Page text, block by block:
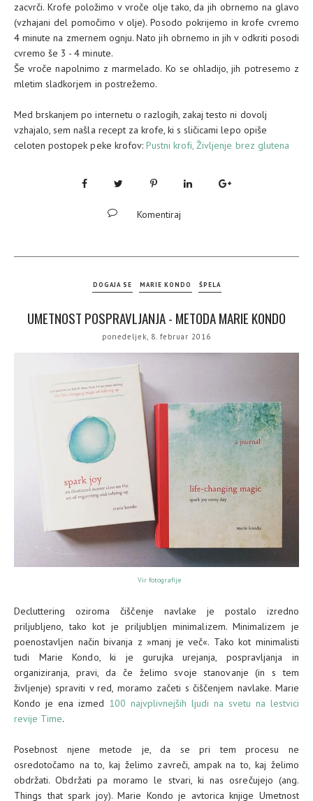
zacvrči. Krofe položimo v vroče olje tako, da jih obrnemo na glavo
(vzhajani del pomočimo v olje). Posodo pokrijemo in krofe cvremo
4 minute na zmernem ognju. Nato jih obrnemo in jih v odkriti posodi
cvremo še 3 - 4 minute.
Še vroče napolnimo z marmelado. Ko se ohladijo, jih potresemo z
mletim sladkorjem in postrežemo.
Med brskanjem po internetu o razlogih, zakaj testo ni dovolj
vzhajalo, sem našla recept za krofe, ki s sličicami lepo opiše
celoten postopek peke krofov: Pustni krofi, Življenje brez glutena
Komentiraj
DOGAJA SE MARIE KONDO ŠPELA
UMETNOST POSPRAVLJANJA - METODA MARIE KONDO
ponedeljek, 8. februar 2016
Vir fotografije
Decluttering oziroma čiščenje navlake je postalo izredno
priljubljeno, tako kot je priljubljen minimalizem. Minimalizem je
poenostavljen način bivanja z »manj je več«. Tako kot minimalisti
tudi Marie Kondo, ki je gurujka urejanja, pospravljanja in
organiziranja, pravi, da če želimo svoje stanovanje (in s tem
življenje) spraviti v red, moramo začeti s čiščenjem navlake. Marie
Kondo je ena izmed 100 najvplivnejših ljudi na svetu na lestvici
revije Time.
Posebnost njene metode je, da se pri tem procesu ne
osredotočamo na to, kaj želimo zavreči, ampak na to, kaj želimo
obdržati. Obdržati pa moramo le stvari, ki nas osrečujejo (ang.
Things that spark joy). Marie Kondo je avtorica knjige Umetnost